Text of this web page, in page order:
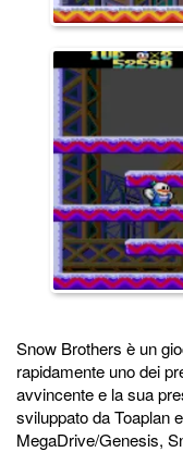
Snow Brothers è un
rapidamente uno dei
avvincente e la sua
sviluppato da Toaplan
MegaDrive/Genesis,